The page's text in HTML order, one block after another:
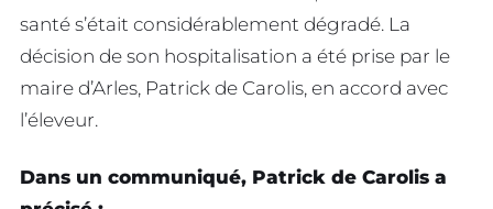
santé s’était considérablement dégradé. La
décision de son hospitalisation a été prise par le
maire d’Arles, Patrick de Carolis, en accord avec
l’éleveur.
Dans un communiqué, Patrick de Carolis a